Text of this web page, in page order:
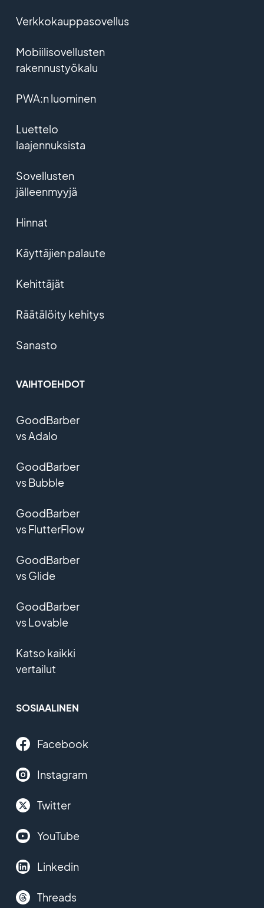
Verkkokauppasovellus
Mobiilisovellusten
rakennustyökalu
PWA:n luominen
Luettelo
laajennuksista
Sovellusten
jälleenmyyjä
Hinnat
Käyttäjien palaute
Kehittäjät
Räätälöity kehitys
Sanasto
VAIHTOEHDOT
GoodBarber
vs Adalo
GoodBarber
vs Bubble
GoodBarber
vs FlutterFlow
GoodBarber
vs Glide
GoodBarber
vs Lovable
Katso kaikki
vertailut
SOSIAALINEN
Facebook
Instagram
Twitter
YouTube
Linkedin
Threads